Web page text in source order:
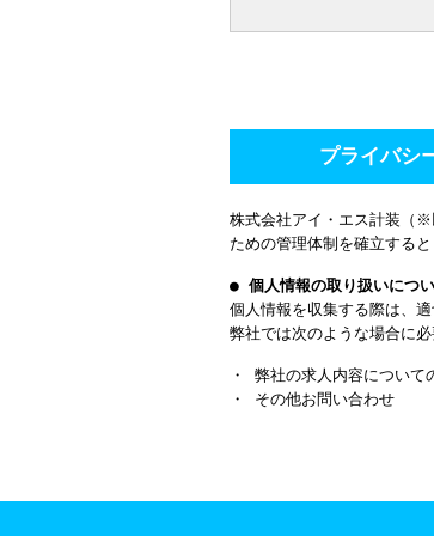
プライバシ
株式会社アイ・エス計装（※
ための管理体制を確立する
● 個人情報の取り扱いにつ
個人情報を収集する際は、
弊社では次のような場合に
・ 弊社の求人内容について
・ その他お問い合わせ